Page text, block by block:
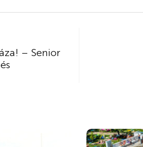
– Senior